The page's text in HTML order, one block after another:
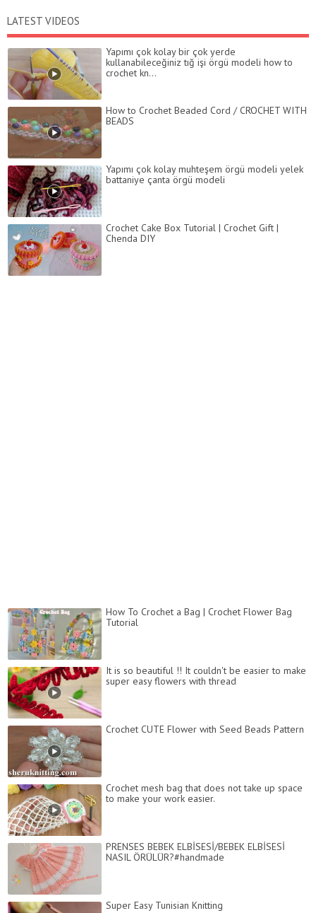
LATEST VIDEOS
Yapımı çok kolay bir çok yerde
kullanabileceğiniz tığ işi örgü modeli how to
crochet kn...
How to Crochet Beaded Cord / CROCHET WITH
BEADS
Yapımı çok kolay muhteşem örgü modeli yelek
battaniye çanta örgü modeli
Crochet Cake Box Tutorial | Crochet Gift |
Chenda DIY
How To Crochet a Bag | Crochet Flower Bag
Tutorial
It is so beautiful !! It couldn't be easier to make
super easy flowers with thread
Crochet CUTE Flower with Seed Beads Pattern
Crochet mesh bag that does not take up space
to make your work easier.
PRENSES BEBEK ELBİSESİ/BEBEK ELBİSESİ
NASIL ÖRÜLÜR?#handmade
Super Easy Tunisian Knitting